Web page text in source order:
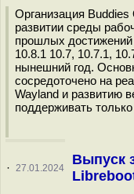
Организация Buddies
развитии среды
прошлых
10.8.1 10.7, 10.7.1,
нынешний год.
сосредоточено на
Wayland и развитию
поддерживать
· 27.01.2024
Выпуск